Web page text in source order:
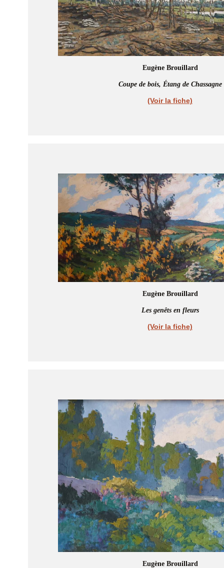
Eugène Brouillard
Coupe de bois, Étang de Chassagne
(Voir la fiche)
Eugène Brouillard
Les genêts en fleurs
(Voir la fiche)
Eugène Brouillard